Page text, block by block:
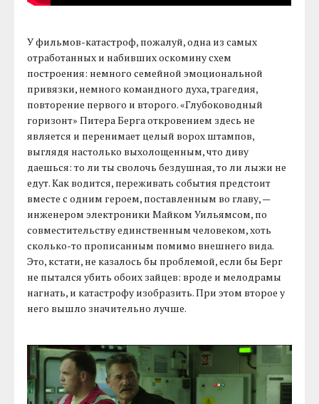
У фильмов-катастроф, пожалуй, одна из самых
отработанных и набивших оскомину схем
построения: немного семейной эмоциональной
привязки, немного командного духа, трагедия,
повторение первого и второго. «Глубоководный
горизонт» Питера Берга откровением здесь не
является и перенимает целый ворох штампов,
выглядя настолько выхолощенным, что диву
даешься: то ли ты сволочь бездушная, то ли лыжи не
едут. Как водится, переживать события предстоит
вместе с одним героем, поставленным во главу, —
инженером электроники Майком Уильямсом, по
совместительству единственным человеком, хоть
сколько-то прописанным помимо внешнего вида.
Это, кстати, не казалось бы проблемой, если бы Берг
не пытался убить обоих зайцев: вроде и мелодрамы
нагнать, и катастрофу изобразить. При этом второе у
него вышло значительно лучше.